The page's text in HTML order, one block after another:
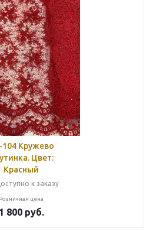
104 Кружево
Цвет:
Красный
к заказу
Розничная цена
1 800руб.